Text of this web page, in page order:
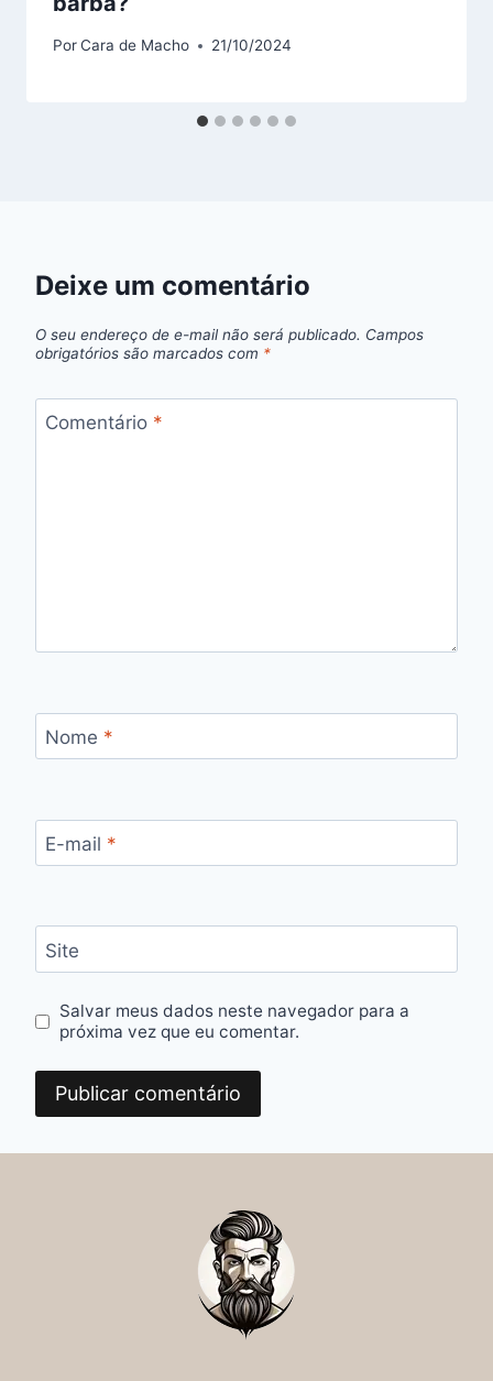
PorCara de Macho 21/10/2024
Deixe um comentário
O seu endereço de e-mail não será publicado. Campos
obrigatórios são marcados com *
Comentário *
Nome *
E-mail *
Site
Salvar meus dados neste navegador para a
próxima vez que eu comentar.